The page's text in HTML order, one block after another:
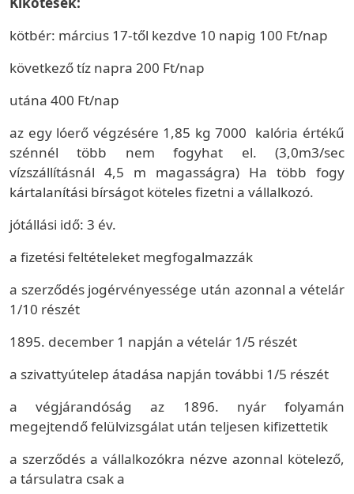
kötbér: március 17-től kezdve 10 napig 100 Ft/nap
következő tíz napra 200 Ft/nap
utána 400 Ft/nap
az egy lóerő végzésére 1,85 kg 7000 kalória értékű
szénnél több nem fogyhat el. (3,0m3/sec
vízszállításnál 4,5 m magasságra) Ha több fogy
kártalanítási bírságot köteles fizetni a vállalkozó.
jótállási idő: 3 év.
a fizetési feltételeket megfogalmazzák
a szerződés jogérvényessége után azonnal a vételár
1/10 részét
1895. december 1 napján a vételár 1/5 részét
a szivattyútelep átadása napján további 1/5 részét
a végjárandóság az 1896. nyár folyamán
megejtendő felülvizsgálat után teljesen kifizettetik
a szerződés a vállalkozókra nézve azonnal kötelező,
a társulatra csak a